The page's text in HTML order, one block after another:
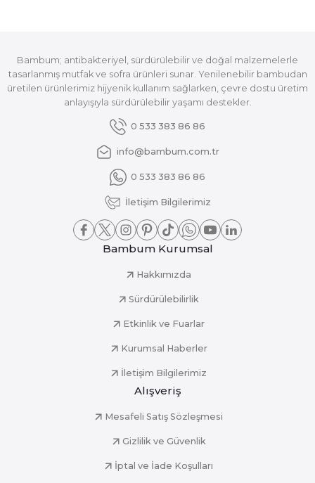
Bambum; antibakteriyel, sürdürülebilir ve doğal malzemelerle
tasarlanmış mutfak ve sofra ürünleri sunar. Yenilenebilir bambudan
üretilen ürünlerimiz hijyenik kullanım sağlarken, çevre dostu üretim
anlayışıyla sürdürülebilir yaşamı destekler.
0 533 383 86 86
info@bambum.com.tr
0 533 383 86 86
İletişim Bilgilerimiz
Bambum Kurumsal
Hakkımızda
Sürdürülebilirlik
Etkinlik ve Fuarlar
Kurumsal Haberler
İletişim Bilgilerimiz
Alışveriş
Mesafeli Satış Sözleşmesi
Gizlilik ve Güvenlik
İptal ve İade Koşulları